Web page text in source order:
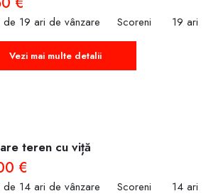
de 19 ari de vânzare Scoreni 19 ari
Vezi mai multe detalii
teren cu viță
€
de 14 ari de vânzare Scoreni 14 ari